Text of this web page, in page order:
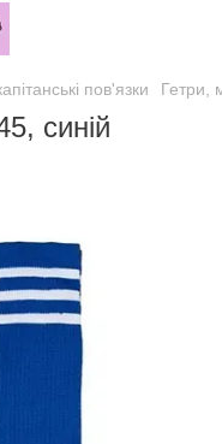
пов'язки Гетри,
синій